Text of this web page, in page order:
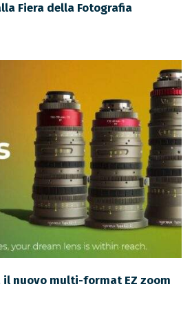
Fiera della Fotografia
il nuovo multi-format EZ zoom